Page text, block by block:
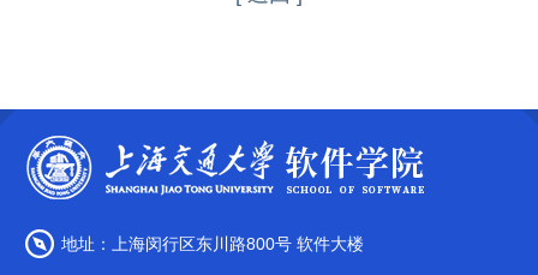
地址：上海闵行区东川路800号 软件大楼